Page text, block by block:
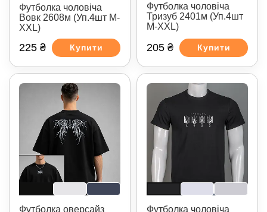
Футболка чоловіча
Вовк 2608м (Уп.4шт M-
XXL)
225 ₴ Купити
Футболка чоловіча
Тризуб 2401м (Уп.4шт
M-XXL)
205 ₴ Купити
Футболка оверсайз Футболка чоловіча